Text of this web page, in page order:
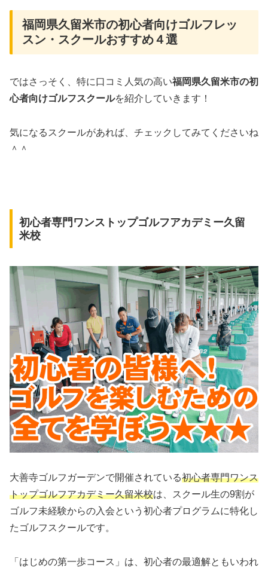
福岡県久留米市の初心者向けゴルフレッ
スン・スクールおすすめ４選
ではさっそく、特に口コミ人気の高い福岡県久留米市の初
心者向けゴルフスクールを紹介していきます！
気になるスクールがあれば、チェックしてみてくださいね
＾＾
初心者専門ワンストップゴルフアカデミー久留
米校
大善寺ゴルフガーデンで開催されている初心者専門ワンス
トップゴルフアカデミー久留米校は、スクール生の9割が
ゴルフ未経験からの入会という初心者プログラムに特化し
たゴルフスクールです。
「はじめの第一歩コース」は、初心者の最適解ともいわれ